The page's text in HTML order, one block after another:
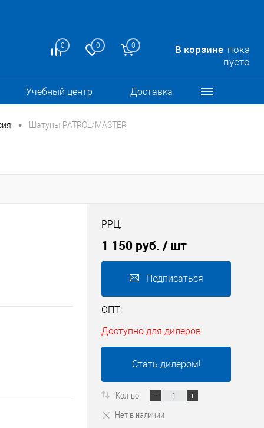
0 0 0 В корзине пока
пусто
Учебный центр Доставка
• Шатуны PATROL/MASTER
РРЦ:
1 150 руб. / шт
Подписаться
ОПТ:
Доступно для дилеров
Стать дилером!
Кол-во:
Нет в наличии